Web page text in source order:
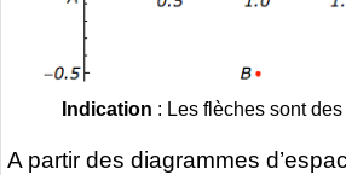
Indication : Les flèches sont
A partir des diagrammes